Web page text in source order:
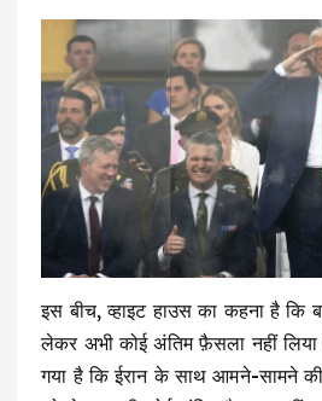
इस बीच, व्हाइट हाउस का कहना है कि
लेकर अभी कोई अंतिम फ़ैसला नहीं
गया है कि ईरान के साथ आमने-सामने